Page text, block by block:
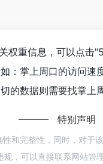
权重信息，可以点击"
：掌上周口的访问
的数据则需要找掌上
特别声明
和完整性，同时，对
，可以直接联系网站管